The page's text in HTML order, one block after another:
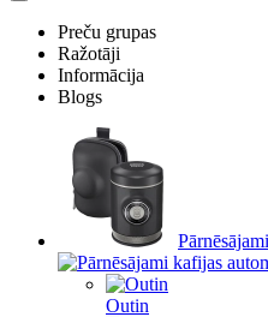
Preču grupas
Ražotāji
Informācija
Blogs
Outin